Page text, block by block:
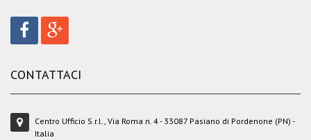
CONTATTACI
Centro Ufficio S.r.l., Via Roma n. 4 - 33087 Pasiano di Pordenone (PN) -
Italia